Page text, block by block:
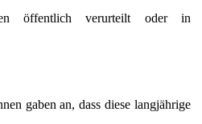
öffentlich verurteilt oder in
gaben an, dass diese langjährige